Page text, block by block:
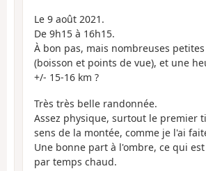
Le 9 août 2021.
De 9h15 à 16h15.
À bon pas, mais nombreuses
(boisson et points de vue), et une
+/- 15-16 km ?
Très très belle randonnée.
Assez physique, surtout le premier
sens de la montée, comme je l'ai
Une bonne part à l'ombre, ce qui
par temps chaud.